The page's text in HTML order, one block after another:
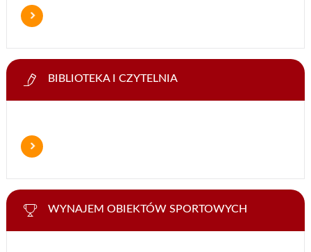
BIBLIOTEKA I CZYTELNIA
WYNAJEM OBIEKTÓW SPORTOWYCH